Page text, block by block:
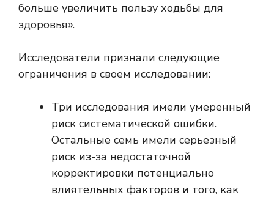
больше увеличить пользу ходьбы для
здоровья».
Исследователи признали следующие
ограничения в своем исследовании:
Три исследования имели умеренный
риск систематической ошибки.
Остальные семь имели серьезный
риск из-за недостаточной
корректировки потенциально
влиятельных факторов и того, как